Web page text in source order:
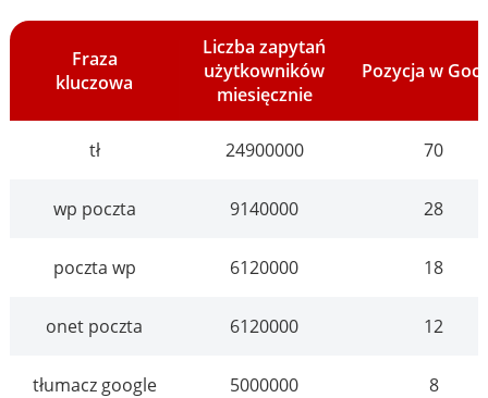
Fraza
kluczowa
Liczba zapytań
użytkowników
miesięcznie
Pozycja w
tł 24900000 70
wp poczta 9140000 28
poczta wp 6120000 18
onet poczta 6120000 12
tłumacz google 5000000 8